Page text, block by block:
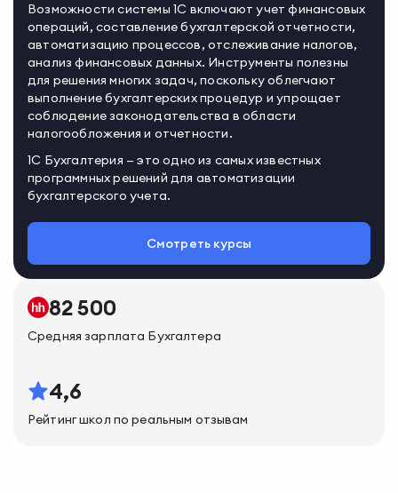
Возможности системы 1С включают учет финансовых
операций, составление бухгалтерской отчетности,
автоматизацию процессов, отслеживание налогов,
анализ финансовых данных. Инструменты полезны
для решения многих задач, поскольку облегчают
выполнение бухгалтерских процедур и упрощает
соблюдение законодательства в области
налогообложения и отчетности.
1С Бухгалтерия — это одно из самых известных
программных решений для автоматизации
бухгалтерского учета.
Смотреть курсы
82 500
Средняя зарплата Бухгалтера
4,6
Рейтинг школ по реальным отзывам